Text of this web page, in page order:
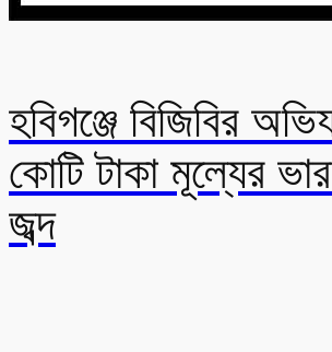
হবিগঞ্জে বিজিবির
কোটি টাকা মূল্যের
জব্দ